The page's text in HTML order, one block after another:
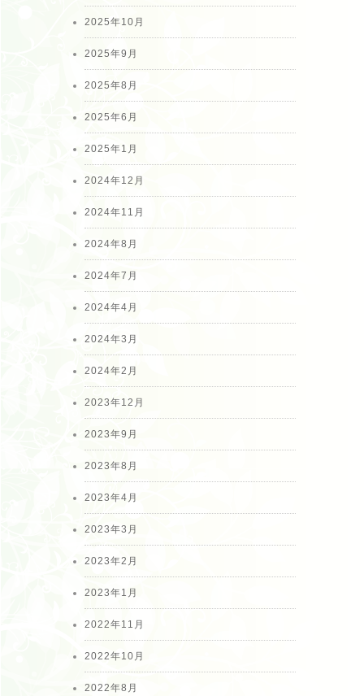
2025年10月
2025年9月
2025年8月
2025年6月
2025年1月
2024年12月
2024年11月
2024年8月
2024年7月
2024年4月
2024年3月
2024年2月
2023年12月
2023年9月
2023年8月
2023年4月
2023年3月
2023年2月
2023年1月
2022年11月
2022年10月
2022年8月